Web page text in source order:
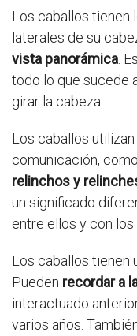
Los caballos tienen
laterales de su
vista panorámica .
todo lo que sucede
girar la cabeza.
Los caballos
comunicación, como
relinchos y
un significado
entre ellos y con los
Los caballos tienen
Pueden recordar a
interactuado
varios años.